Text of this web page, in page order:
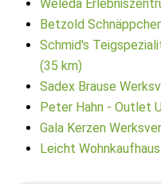
Weleda
Betzold
Schmid's
(35 km)
Sadex Brause
Peter Hahn - Outlet
Gala Kerzen
Leicht